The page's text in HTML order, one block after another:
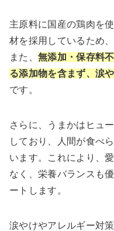
主原料に国産の鶏肉を
材を採用しているため
また、 無添加・保存料
る添加物を含まず、涙
です。
さらに、うまかはヒュ
しており、人間が食べ
います。これにより、
なく、栄養バランスも
ートします。
涙やけやアレルギー対